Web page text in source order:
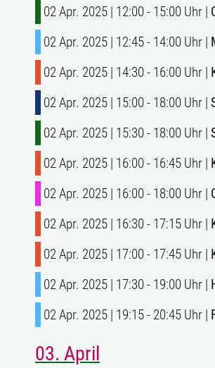
02 Apr. 2025 | 12:00 - 15:00 Uhr |
02 Apr. 2025 | 12:45 - 14:00 Uhr |
02 Apr. 2025 | 14:30 - 16:00 Uhr |
02 Apr. 2025 | 15:00 - 18:00 Uhr |
02 Apr. 2025 | 15:30 - 18:00 Uhr |
02 Apr. 2025 | 16:00 - 16:45 Uhr |
02 Apr. 2025 | 16:00 - 18:00 Uhr |
02 Apr. 2025 | 16:30 - 17:15 Uhr |
02 Apr. 2025 | 17:00 - 17:45 Uhr |
02 Apr. 2025 | 17:30 - 19:00 Uhr |
02 Apr. 2025 | 19:15 - 20:45 Uhr |
03. April